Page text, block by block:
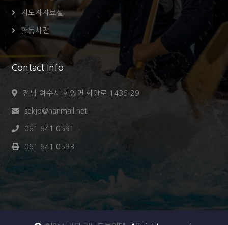
지도자자료실
활동사진
Contact Info
전남 여수시 화앙면 화양로 1436-29
sekjd@hanmail.net
061 641 0591
061 641 0593